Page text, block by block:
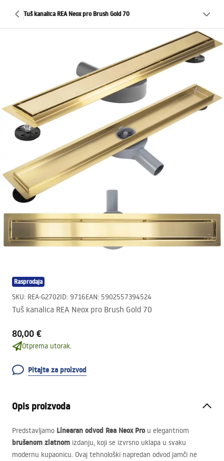
Tuš kanalica REA Neox pro Brush Gold 70
Rasprodaja
SKU: REA-G2702ID: 9716EAN: 5902557394524
Tuš kanalica REA Neox pro Brush Gold 70
80,00 €
Otprema utorak.
Pitajte za proizvod
Opis proizvoda
Predstavljamo Linearan odvod Rea Neox Prou elegantnom
brušenom zlatnom izdanju, koji se izvrsno uklapa u svaku
modernu kupaonicu. Ovaj tehnološki napredan odvod jamči ne